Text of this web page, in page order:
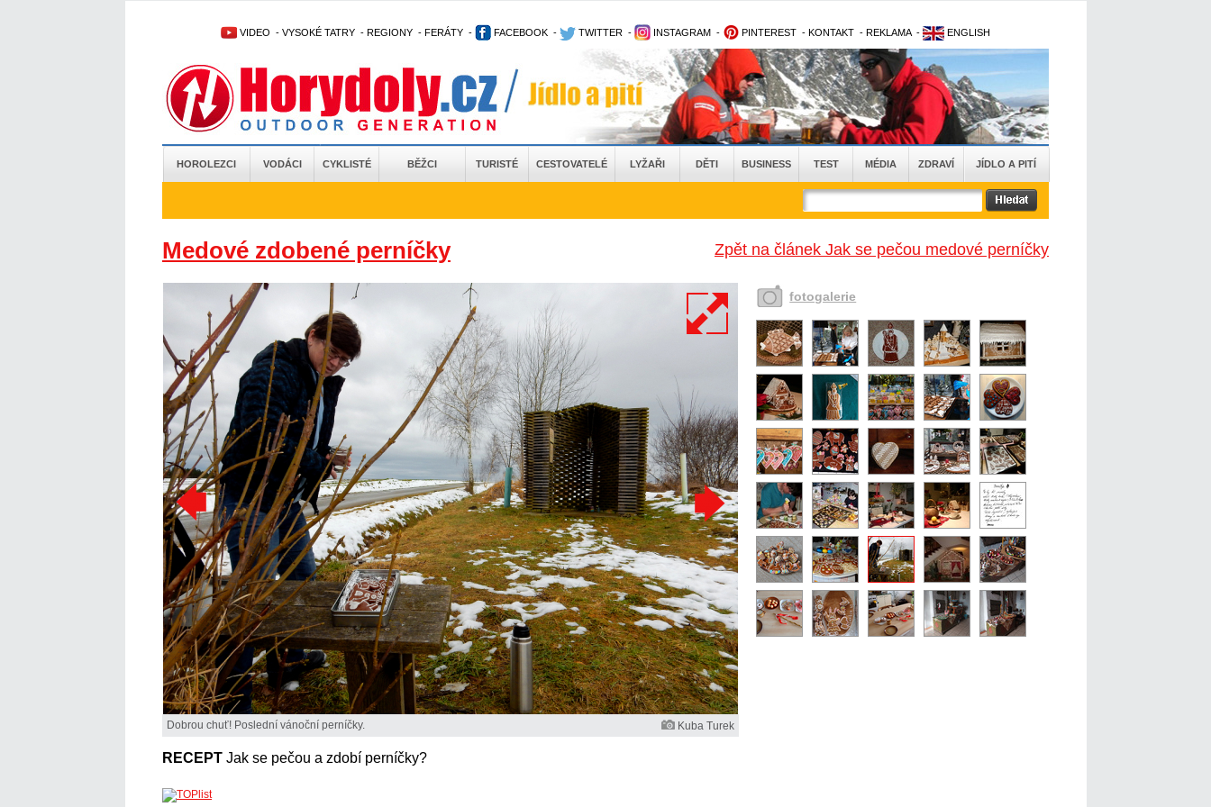
VIDEO - VYSOKÉ TATRY - REGIONY - FERÁTY - FACEBOOK - TWITTER - INSTAGRAM - PINTEREST - KONTAKT - REKLAMA - ENGLISH
HOROLEZCI VODÁCI CYKLISTÉ BĚŽCI TURISTÉ CESTOVATELÉ LYŽAŘI DĚTI BUSINESS TEST MÉDIA ZDRAVÍ JÍDLO A PITÍ
Zpět na článek Jak se pečou medové perníčky
Medové zdobené perníčky
Dobrou chuť! Poslední vánoční perníčky. Kuba Turek
RECEPT Jak se pečou a zdobí perníčky?
fotogalerie